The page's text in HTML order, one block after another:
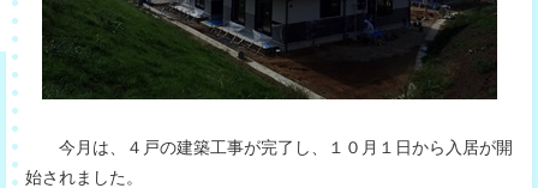
今月は、４戸の建築工事が完了し、１０月１日から入居が開
始されました。